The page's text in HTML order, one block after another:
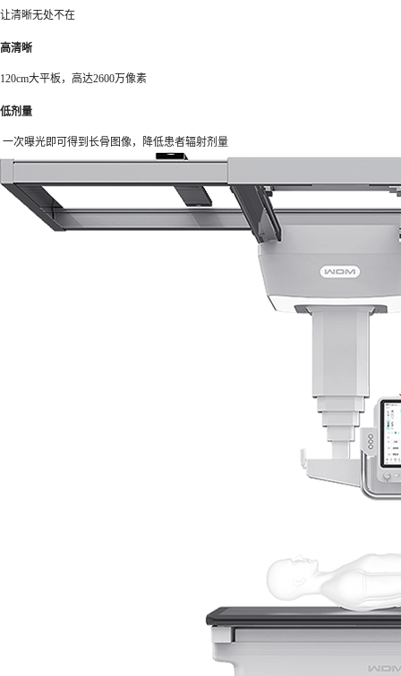
让清晰无处不在
高清晰
120cm大平板，高达2600万像素
低剂量
一次曝光即可得到长骨图像，降低患者辐射剂量